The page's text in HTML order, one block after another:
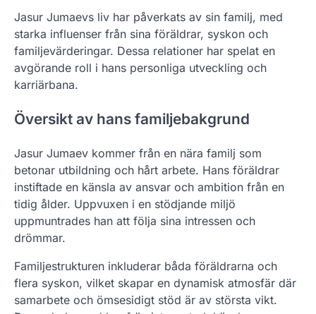
Jasur Jumaevs liv har påverkats av sin familj, med
starka influenser från sina föräldrar, syskon och
familjevärderingar. Dessa relationer har spelat en
avgörande roll i hans personliga utveckling och
karriärbana.
Översikt av hans familjebakgrund
Jasur Jumaev kommer från en nära familj som
betonar utbildning och hårt arbete. Hans föräldrar
instiftade en känsla av ansvar och ambition från en
tidig ålder. Uppvuxen i en stödjande miljö
uppmuntrades han att följa sina intressen och
drömmar.
Familjestrukturen inkluderar båda föräldrarna och
flera syskon, vilket skapar en dynamisk atmosfär där
samarbete och ömsesidigt stöd är av största vikt.